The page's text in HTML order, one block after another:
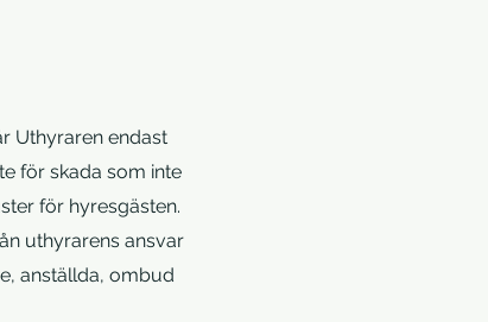
Uthyraren endast
för skada som inte
för hyresgästen.
uthyrarens ansvar
anställda, ombud